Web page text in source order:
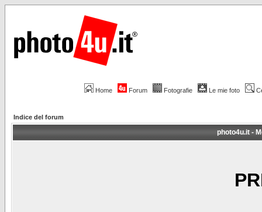
Home Forum Fotografie Le mie foto
Indice del forum
photo4u.it -